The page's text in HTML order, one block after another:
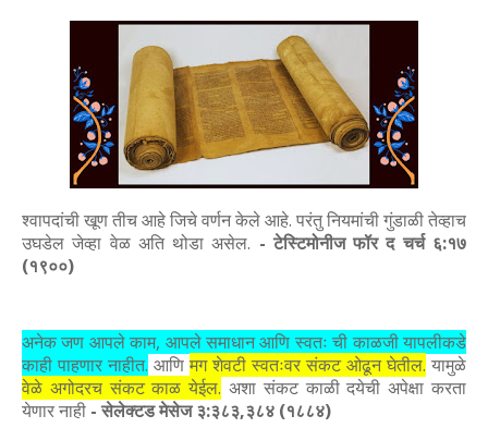
श्वापदांची खूण तीच आहे जिचे वर्णन केले आहे. परंतु नियमांची गुंडाळी तेव्हाच
उघडेल जेव्हा वेळ अति थोडा असेल. - टेस्टिमोनीज फॉर द चर्च ६:१७
(१९००)
अनेक जण आपले काम, आपले समाधान आणि स्वतः ची काळजी यापलीकडे
काही पाहणार नाहीत. आणि मग शेवटी स्वतःवर संकट ओढून घेतील. यामुळे
वेळे अगोदरच संकट काळ येईल. अशा संकट काळी दयेची अपेक्षा करता
येणार नाही - सेलेक्टड मेसेज ३:३८३,३८४ (१८८४)